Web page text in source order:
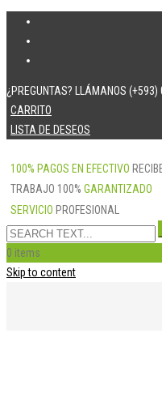
¿PREGUNTAS? LLÁMANOS
CARRITO
LISTA DE DESEOS
100% PAGOS EN EFECTIVO
TRABAJO 100% GARANTIZADO
SERVICIO PROFESIONAL
0 items
Skip to content